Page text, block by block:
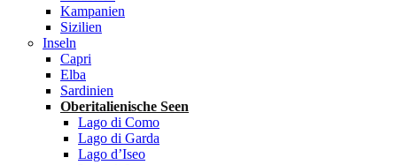
Kampanien
Sizilien
Inseln
Capri
Elba
Sardinien
Oberitalienische Seen
Lago di Como
Lago di Garda
Lago d’Iseo